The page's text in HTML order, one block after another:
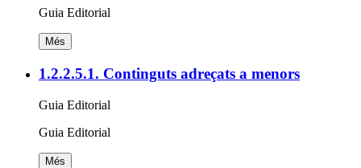
Guia Editorial
Més
1.2.2.5.1. Continguts adreçats a menors
Guia Editorial
Guia Editorial
Més